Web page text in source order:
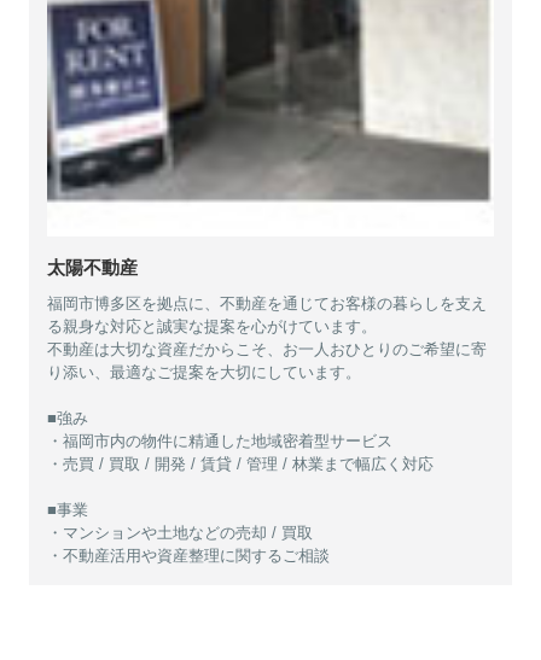
太陽不動産
福岡市博多区を拠点に、不動産を通じてお客様の暮らしを支え
る親身な対応と誠実な提案を心がけています。
不動産は大切な資産だからこそ、お一人おひとりのご希望に寄
り添い、最適なご提案を大切にしています。
■強み
・福岡市内の物件に精通した地域密着型サービス
・売買 / 買取 / 開発 / 賃貸 / 管理 / 林業まで幅広く対応
■事業
・マンションや土地などの売却 / 買取
・不動産活用や資産整理に関するご相談